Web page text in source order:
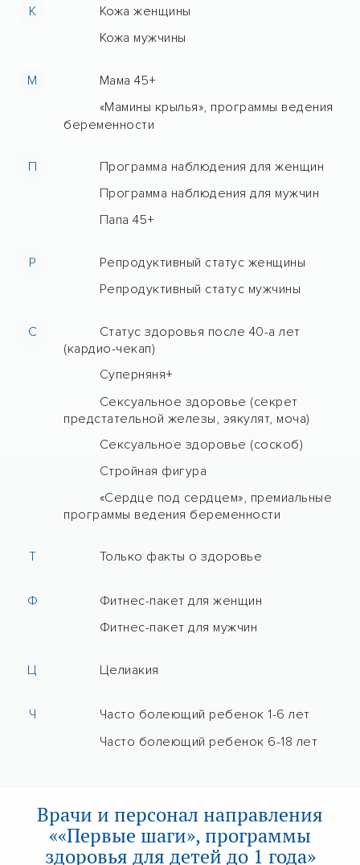
К
Кожа женщины
Кожа мужчины
М
Мама 45+
«Мамины крылья», программы ведения
беременности
П
Программа наблюдения для женщин
Программа наблюдения для мужчин
Папа 45+
Р
Репродуктивный статус женщины
Репродуктивный статус мужчины
С
Статус здоровья после 40-а лет
(кардио-чекап)
Суперняня+
Сексуальное здоровье (секрет
предстательной железы, эякулят, моча)
Сексуальное здоровье (соскоб)
Стройная фигура
«Сердце под сердцем», премиальные
программы ведения беременности
Т Только факты о здоровье
Ф
Фитнес-пакет для женщин
Фитнес-пакет для мужчин
Ц Целиакия
Ч
Часто болеющий ребенок 1-6 лет
Часто болеющий ребенок 6-18 лет
Врачи и персонал направления
««Первые шаги», программы
здоровья для детей до 1 года»